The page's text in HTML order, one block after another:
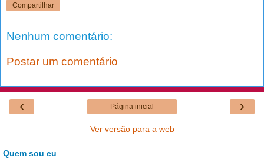
Compartilhar
Nenhum comentário:
Postar um comentário
‹ ›
Página inicial
Ver versão para a web
Quem sou eu